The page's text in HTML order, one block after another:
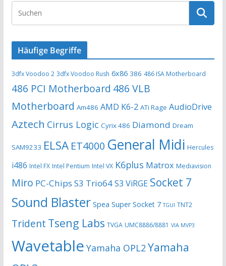
Häufige Begriffe
3dfx Voodoo 2 3dfx Voodoo Rush 6x86 386 486 ISA Motherboard
486 PCI Motherboard 486 VLB
Motherboard Am486 AMD K6-2 ATi Rage AudioDrive
Aztech Cirrus Logic Cyrix 486 Diamond Dream
SAM9233 ELSA ET4000 General Midi Hercules
i486 Intel FX Intel Pentium Intel VX K6plus Matrox Mediavision
Miro PC-Chips S3 Trio64S3 ViRGE Socket 7
Sound Blaster Spea Super Socket 7 TGUI TNT2
Trident Tseng Labs TVGA UMC8886/8881 VIA MVP3
Wavetable Yamaha OPL2 Yamaha